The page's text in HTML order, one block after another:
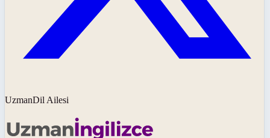
UzmanDil Ailesi